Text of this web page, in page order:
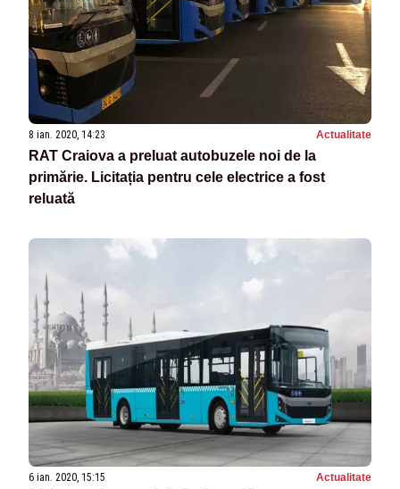
8 ian. 2020, 14:23 Actualitate
RAT Craiova a preluat autobuzele noi de la
primărie. Licitația pentru cele electrice a fost
reluată
6 ian. 2020, 15:15 Actualitate